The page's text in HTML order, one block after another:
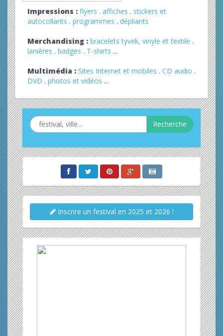
Impressions : flyers . affiches . stickers et
autocollants . programmes . dépliants
Merchandising : bracelets tyvek, vinyle et textile .
lanières . badges . T-shirts ...
Multimédia : Sites Internet et mobiles . CD audio .
DVD . photos et vidéos ...
Recherche
Inscrire un festival en 2025 et 2026 !